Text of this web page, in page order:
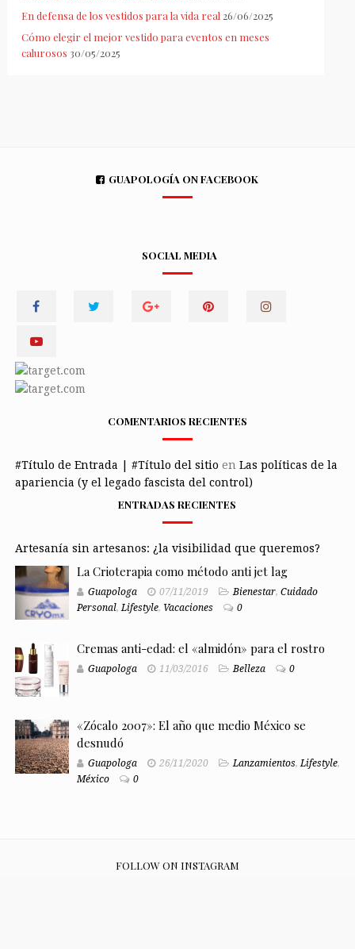
En defensa de los vestidos para la vida real 26/06/2025
Cómo elegir el mejor vestido para eventos en meses
calurosos 30/05/2025
GUAPOLOGÍA ON FACEBOOK
SOCIAL MEDIA
COMENTARIOS RECIENTES
#Título de Entrada | #Título del sitio en Las políticas de la
apariencia (y el legado fascista del control)
ENTRADAS RECIENTES
Artesanía sin artesanos: ¿la visibilidad que queremos?
La Crioterapia como método anti jet lag
Guapologa 07/11/2019 Bienestar, Cuidado
Personal,Lifestyle, Vacaciones 0
Cremas anti-edad: el «almidón» para el rostro
Guapologa 11/03/2016 Belleza 0
«Zócalo 2007»: El año que medio México se
desnudó
Guapologa 26/11/2020 Lanzamientos,Lifestyle,
México
0
FOLLOW ON INSTAGRAM